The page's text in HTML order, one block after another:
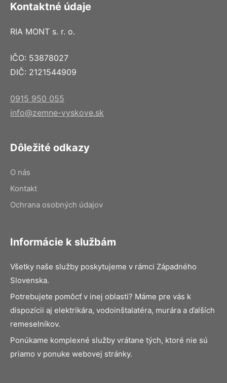
Kontaktné údaje
RIA MONT s. r. o.
IČO: 53878027
DIČ: 2121544909
0915 950 055
info@zemne-vyskove.sk
Dôležité odkazy
O nás
Kontakt
Ochrana osobných údajov
Informácie k službám
Všetky naše služby poskytujeme v rámci Západného
Slovenska.
Potrebujete pomôcť v inej oblasti? Máme pre vás k
dispozícii aj elektrikára, vodoinštalatéra, murára a ďalších
remeselníkov.
Ponúkame komplexné služby vrátane tých, ktoré nie sú
priamo v ponuke webovej stránky.